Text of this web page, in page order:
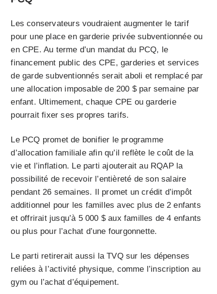
Les conservateurs voudraient augmenter le tarif
pour une place en garderie privée subventionnée ou
en CPE. Au terme d’un mandat du PCQ, le
financement public des CPE, garderies et services
de garde subventionnés serait aboli et remplacé par
une allocation imposable de 200 $ par semaine par
enfant. Ultimement, chaque CPE ou garderie
pourrait fixer ses propres tarifs.
Le PCQ promet de bonifier le programme
d’allocation familiale afin qu’il reflète le coût de la
vie et l’inflation. Le parti ajouterait au RQAP la
possibilité de recevoir l’entièreté de son salaire
pendant 26 semaines. Il promet un crédit d’impôt
additionnel pour les familles avec plus de 2 enfants
et offrirait jusqu’à 5 000 $ aux familles de 4 enfants
ou plus pour l’achat d’une fourgonnette.
Le parti retirerait aussi la TVQ sur les dépenses
reliées à l’activité physique, comme l’inscription au
gym ou l’achat d’équipement.